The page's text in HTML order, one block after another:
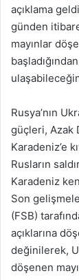
açıklama
günden
mayınlar
Rusya’nın
güçleri, Azak
Karadeniz’e
Rusların
Karadeniz
Son
(FSB)
açıklarına
değinilerek,
döşenen